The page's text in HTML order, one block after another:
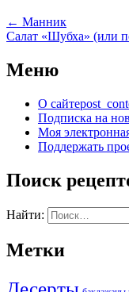
← Манник
Салат «Шубха» (или
Меню
О сайте
Подписка на
Моя
Поддержать
Поиск
Найти:
Метки